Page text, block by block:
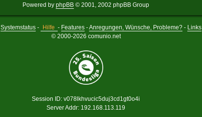
Powered by phpBB © 2001, 2002 phpBB Group
Systemstatus- Hilfe - Features -Anregungen, Wünsche, Probleme? - Links
© 2000-2026 comunio.net
Session ID: v078lkhvucic5duj3cd1gt0o4i
Server Addr: 192.168.113.119